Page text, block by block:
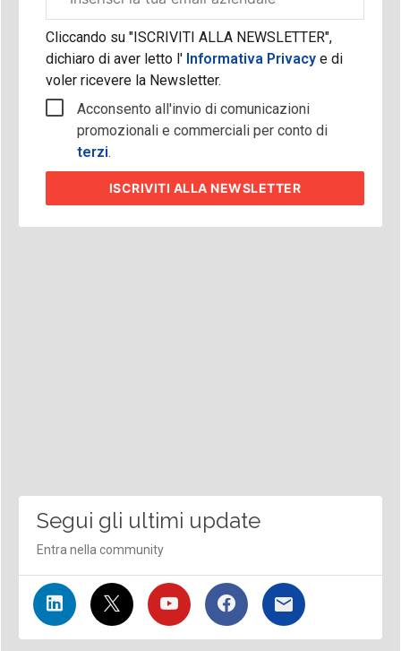
aziendale
Cliccando su "ISCRIVITI ALLA NEWSLETTER",
dichiaro di aver letto l'Informativa Privacy e di
voler ricevere la Newsletter.
Acconsento all'invio di comunicazioni
promozionali e commerciali per conto di
terzi.
ISCRIVITI ALLA NEWSLETTER
Segui gli ultimi update
Entra nella community